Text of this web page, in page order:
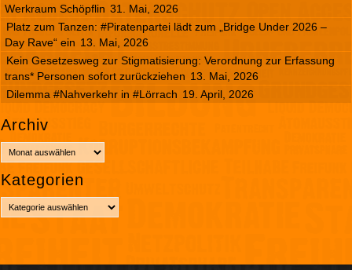
Werkraum Schöpflin 31. Mai, 2026
Platz zum Tanzen: #Piratenpartei lädt zum „Bridge Under 2026 –
Day Rave“ ein 13. Mai, 2026
Kein Gesetzesweg zur Stigmatisierung: Verordnung zur Erfassung
trans* Personen sofort zurückziehen 13. Mai, 2026
Dilemma #Nahverkehr in #Lörrach 19. April, 2026
Archiv
r
c
Kategorien
a
g